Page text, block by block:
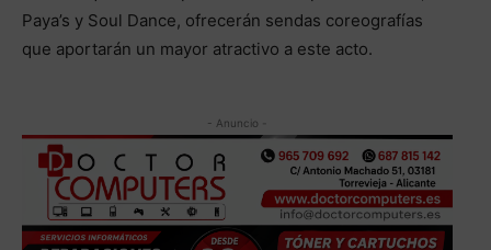
Paya’s y Soul Dance, ofrecerán sendas coreografías
que aportarán un mayor atractivo a este acto.
- Anuncio -